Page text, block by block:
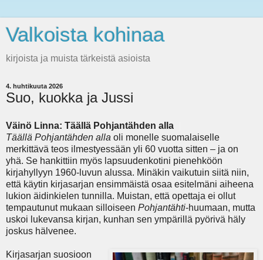
Valkoista kohinaa
kirjoista ja muista tärkeistä asioista
4. huhtikuuta 2026
Suo, kuokka ja Jussi
Väinö Linna: Täällä Pohjantähden alla
Täällä Pohjantähden alla oli monelle suomalaiselle
merkittävä teos ilmestyessään yli 60 vuotta sitten – ja on
yhä. Se hankittiin myös lapsuudenkotini pienehköön
kirjahyllyyn 1960-luvun alussa. Minäkin vaikutuin siitä niin,
että käytin kirjasarjan ensimmäistä osaa esitelmäni aiheena
lukion äidinkielen tunnilla. Muistan, että opettaja ei ollut
tempautunut mukaan silloiseen Pohjantähti-huumaan, mutta
uskoi lukevansa kirjan, kunhan sen ympärillä pyörivä häly
joskus hälvenee.
Kirjasarjan suosioon